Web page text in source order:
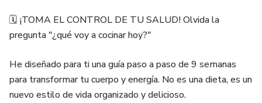
🗓️ ¡TOMA EL CONTROL DE TU SALUD! Olvida la
pregunta "¿qué voy a cocinar hoy?"
He diseñado para ti una guía paso a paso de 9 semanas
para transformar tu cuerpo y energía. No es una dieta, es un
nuevo estilo de vida organizado y delicioso.